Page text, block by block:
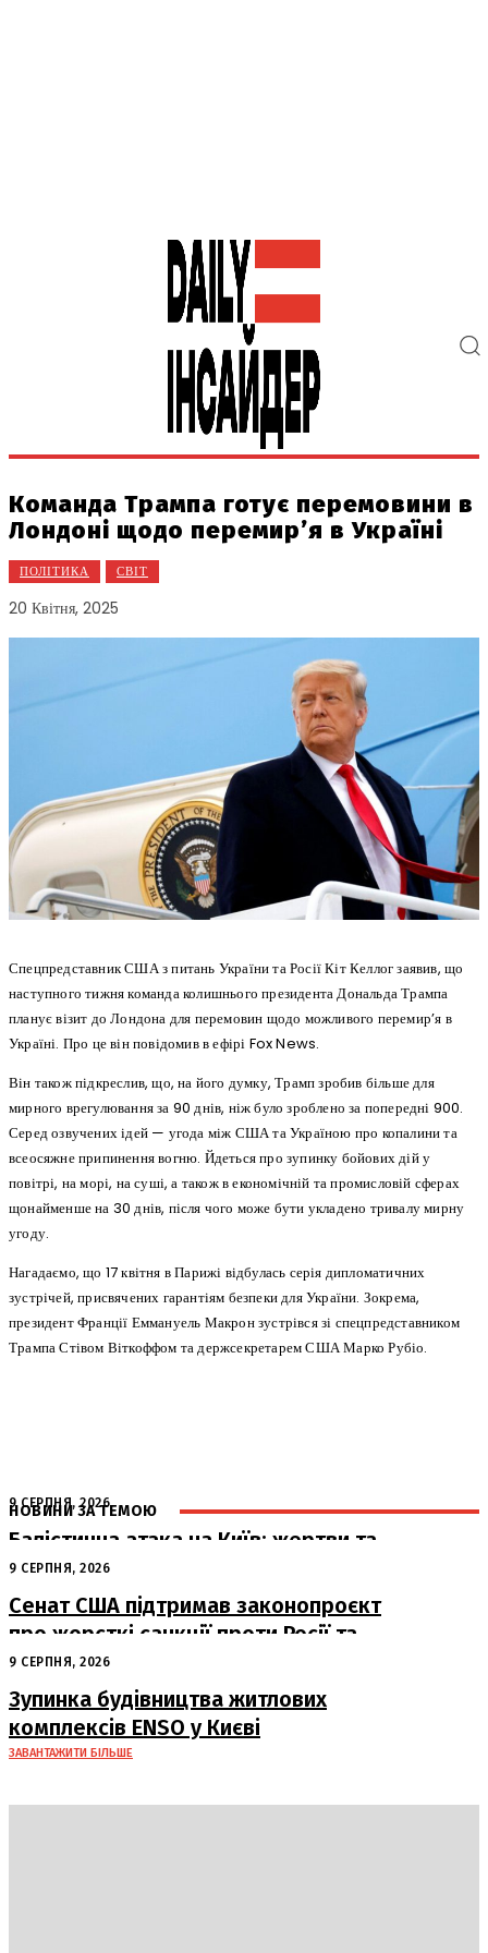
Команда Трампа готує перемовини в
Лондоні щодо перемир’я в Україні
ПОЛІТИКА СВІТ
20 Квітня, 2025
Спецпредставник США з питань України та Росії Кіт Келлог заявив, що
наступного тижня команда колишнього президента Дональда Трампа
планує візит до Лондона для перемовин щодо можливого перемир’я в
Україні. Про це він повідомив в ефірі Fox News.
Він також підкреслив, що, на його думку, Трамп зробив більше для
мирного врегулювання за 90 днів, ніж було зроблено за попередні 900.
Серед озвучених ідей — угода між США та Україною про копалини та
всеосяжне припинення вогню. Йдеться про зупинку бойових дій у
повітрі, на морі, на суші, а також в економічній та промисловій сферах
щонайменше на 30 днів, після чого може бути укладено тривалу мирну
угоду.
Нагадаємо, що 17 квітня в Парижі відбулась серія дипломатичних
зустрічей, присвячених гарантіям безпеки для України. Зокрема,
президент Франції Еммануель Макрон зустрівся зі спецпредставником
Трампа Стівом Віткоффом та держсекретарем США Марко Рубіо.
НОВИНИ ЗА ТЕМОЮ
9 СЕРПНЯ, 2026
Балістична атака на Київ: жертви та
руйнування
9 СЕРПНЯ, 2026
Сенат США підтримав законопроєкт
про жорсткі санкції проти Росії та
Ірану
9 СЕРПНЯ, 2026
Зупинка будівництва житлових
комплексів ENSO у Києві
ЗАВАНТАЖИТИ БІЛЬШЕ